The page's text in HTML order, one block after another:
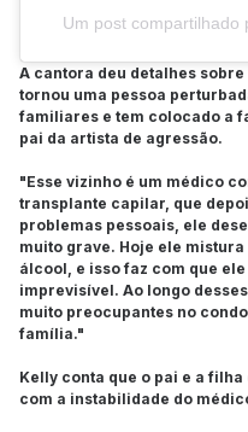
Um post compartilhado
A cantora deu detalhes
tornou uma pessoa
familiares e tem colocado a
pai da artista de agressão.
"Esse vizinho é um médico
transplante capilar, que
problemas pessoais, ele
muito grave. Hoje ele
álcool, e isso faz com que
imprevisível. Ao longo
muito preocupantes no
família."
Kelly conta que o pai e a
com a instabilidade do